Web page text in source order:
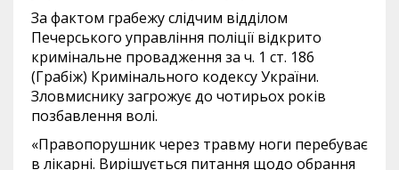
За фактом грабежу слідчим відділом
Печерського управління поліції відкрито
кримінальне провадження за ч. 1 ст. 186
(Грабіж) Кримінального кодексу України.
Зловмиснику загрожує до чотирьох років
позбавлення волі.
«Правопорушник через травму ноги перебуває
в лікарні. Вирішується питання щодо обрання